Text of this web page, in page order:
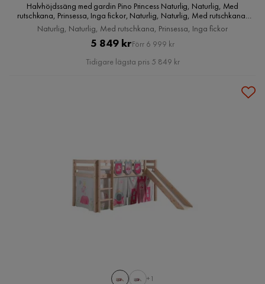
Halvhöjdssäng med gardin Pino Princess Naturlig, Naturlig, Med
rutschkana, Prinsessa, Inga fickor, Naturlig, Naturlig, Med rutschkana,
Prinsessa, Inga fickor
Naturlig, Naturlig, Med rutschkana, Prinsessa, Inga fickor
Pris
5 849 krOriginal
Pris
Förr 6 999 kr
Tidigare lägsta pris 5 849 kr
+1